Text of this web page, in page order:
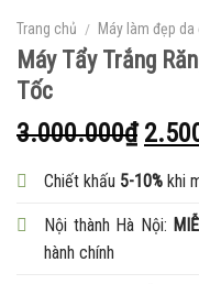
Trang chủ / Máy làm đẹp
Máy Tẩy Trắng
Tốc
3.000.000₫
Chiết khấu 5-10% khi
Nội thành Hà Nội:
hành chính